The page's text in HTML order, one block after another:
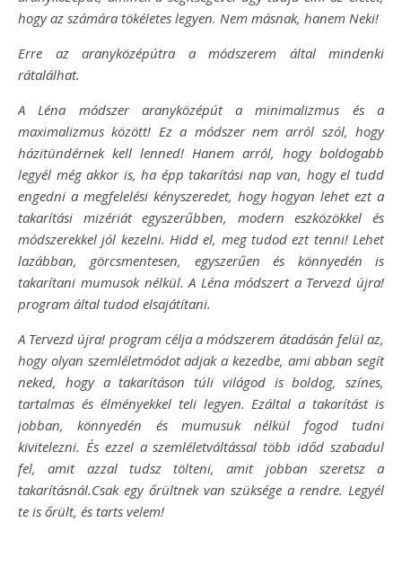
hogy az számára tökéletes legyen. Nem másnak, hanem Neki!
Erre az aranyközépútra a módszerem által mindenki
rátalálhat.
A Léna módszer aranyközépút a minimalizmus és a
maximalizmus között! Ez a módszer nem arról szól, hogy
házitündérnek kell lenned! Hanem arról, hogy boldogabb
legyél még akkor is, ha épp takarítási nap van, hogy el tudd
engedni a megfelelési kényszeredet, hogy hogyan lehet ezt a
takarítási mizériát egyszerűbben, modern eszközökkel és
módszerekkel jól kezelni. Hidd el, meg tudod ezt tenni! Lehet
lazábban, görcsmentesen, egyszerűen és könnyedén is
takarítani mumusok nélkül. A Léna módszert a Tervezd újra!
program által tudod elsajátítani.
A Tervezd újra! program célja a módszerem átadásán felül az,
hogy olyan szemléletmódot adjak a kezedbe, ami abban segít
neked, hogy a takarításon túli világod is boldog, színes,
tartalmas és élményekkel teli legyen. Ezáltal a takarítást is
jobban, könnyedén és mumusuk nélkül fogod tudni
kivitelezni. És ezzel a szemléletváltással több időd szabadul
fel, amit azzal tudsz tölteni, amit jobban szeretsz a
takarításnál.Csak egy őrültnek van szüksége a rendre. Legyél
te is őrült, és tarts velem!